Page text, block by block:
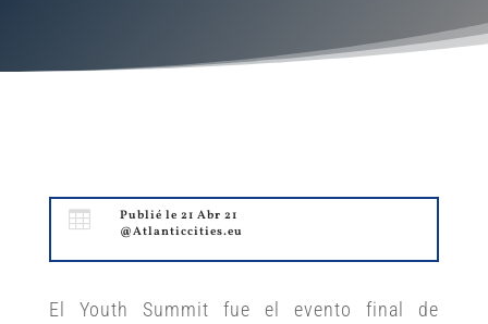

Publié le 21 Abr 21
@Atlanticcities.eu
El Youth Summit fue el evento final de